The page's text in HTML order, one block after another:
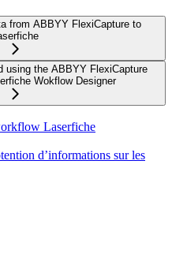
from ABBYY FlexiCapture to
using the ABBYY FlexiCapture
Wokflow Designer
Laserfiche
d’informations sur les